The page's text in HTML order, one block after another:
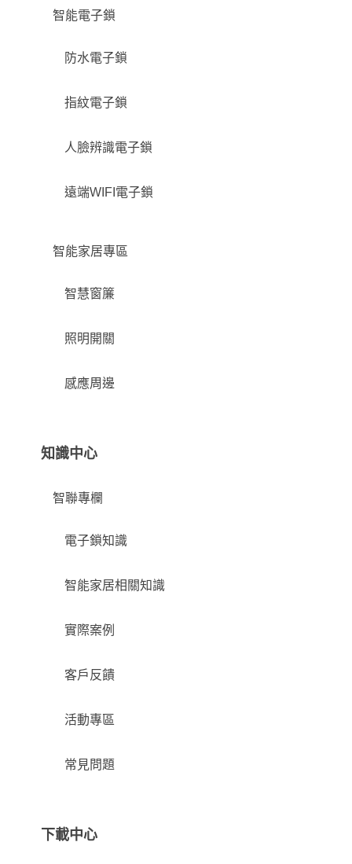
智能電子鎖
防水電子鎖
指紋電子鎖
人臉辨識電子鎖
遠端WIFI電子鎖
智能家居專區
智慧窗簾
照明開關
感應周邊
知識中心
智聯專欄
電子鎖知識
智能家居相關知識
實際案例
客戶反饋
活動專區
常見問題
下載中心